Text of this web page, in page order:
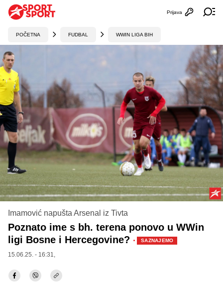
Otvori
Prijava
POČETNA FUDBAL WWIN LIGA BIH
Imamović napušta Arsenal iz Tivta
Poznato ime s bh. terena ponovo u WWin
ligi Bosne i Hercegovine? · SAZNAJEMO
15.06.25. - 16:31,